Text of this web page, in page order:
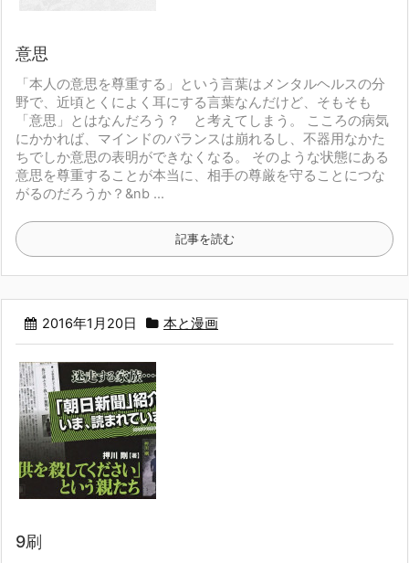
意思
「本人の意思を尊重する」という言葉はメンタルヘルスの分
野で、近頃とくによく耳にする言葉なんだけど、 そもそも
「意思」とはなんだろう？ と考えてしまう。
こころの病気
にかかれば、マインドのバランスは崩れるし、 不器用なかた
ちでしか意思の表明ができなくなる。
そのような状態にある
意思を尊重することが本当に、相手の尊厳を守ることにつな
がるのだろうか？ &nb ...
記事を読む
2016年1月20日 本と漫画
9刷